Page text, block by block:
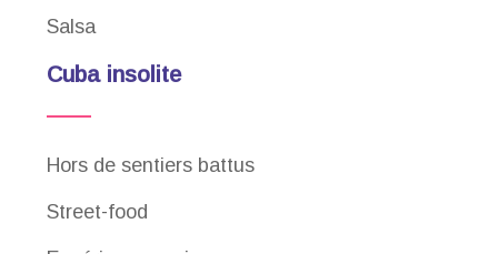
Salsa
Cuba insolite
Hors de sentiers battus
Street-food